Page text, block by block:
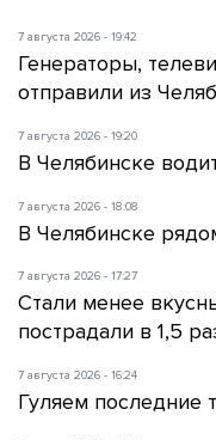
7 августа 2026 - 19:42
Генераторы,
отправили из
7 августа 2026 - 19:20
В Челябинске
7 августа 2026 - 18:08
В Челябинске
7 августа 2026 - 17:27
Стали менее
пострадали в 1,5
7 августа 2026 - 16:24
Гуляем последние